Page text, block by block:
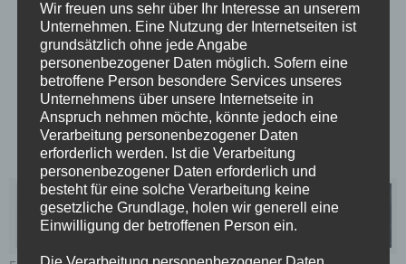
Zutrittskontrollen mit Zahlencode
Biometrische Zutrittskontrollen
u.v.m.
Tipp:Ein Formular zum richtigen Ausmessen von
Profilzylindern und eine Excel-Schließplanvorlage finden
Sie bei denInfos
Wir freuen uns sehr über Ihr Interesse an unserem
Unternehmen. Eine Nutzung der Internetseiten ist
grundsätzlich ohne jede Angabe
personenbezogener Daten möglich. Sofern eine
betroffene Person besondere Services unseres
Unternehmens über unsere Internetseite in
Anspruch nehmen möchte, könnte jedoch eine
Verarbeitung personenbezogener Daten
erforderlich werden. Ist die Verarbeitung
personenbezogener Daten erforderlich und
besteht für eine solche Verarbeitung keine
gesetzliche Grundlage, holen wir generell eine
Einwilligung der betroffenen Person ein.